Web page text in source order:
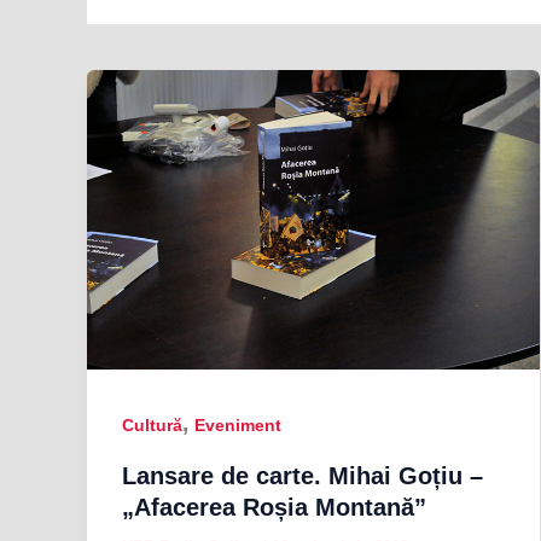
Cultură, Eveniment
Lansare de carte. Mihai Goțiu –
„Afacerea Roșia Montană”